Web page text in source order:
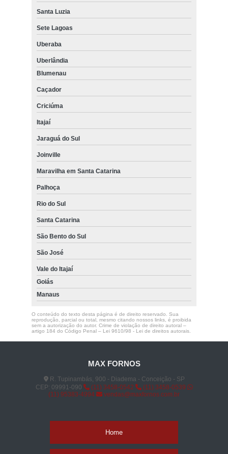
Santa Luzia
Sete Lagoas
Uberaba
Uberlândia
Blumenau
Caçador
Criciúma
Itajaí
Jaraguá do Sul
Joinville
Maravilha em Santa Catarina
Palhoça
Rio do Sul
Santa Catarina
São Bento do Sul
São José
Vale do Itajaí
Goiás
Manaus
O conteúdo do texto desta página é de direito reservado. Sua
reprodução, parcial ou total, mesmo citando nossos links, é proibida
sem a autorização do autor. Crime de violação de direito autoral –
artigo 184 do Código Penal – Lei 9610/98 - Lei de direitos autorais.
MAX FORNOS
R. Tupinambás, 900 - Diadema - Conceição - SP
CEP: 09991-090
(11) 3458-0542
(11) 3458-0539
(11) 95383-4994
vendas@maxfornos.com.br
Home